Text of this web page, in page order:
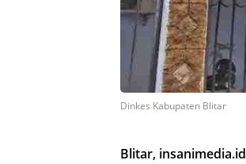
Dinkes Kabupaten Blitar
Blitar, insanimedia.id